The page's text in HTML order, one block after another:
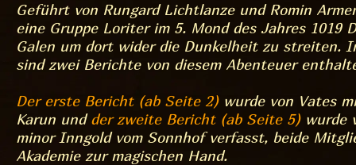
Geführt von Rungard Lichtlanze und Romin
eine Gruppe Loriter im 5. Mond des Jahres 1019
Galen um dort wider die Dunkelheit zu streiten.
sind zwei Berichte von diesem Abenteuer
Der erste Bericht (ab Seite 2)wurde von Vates
Karun undder zweite Bericht (ab Seite 5)wurde
minor Inngold vom Sonnhof verfasst, beide
Akademie zur magischen Hand.